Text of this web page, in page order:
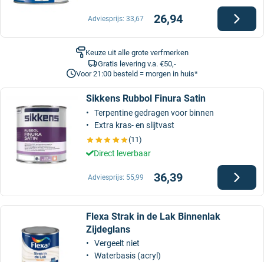
26,94
Adviesprijs: 33,67
Keuze uit alle grote verfmerken
Gratis levering v.a. €50,-
Voor 21:00 besteld = morgen in huis*
Sikkens Rubbol Finura Satin
Terpentine gedragen voor binnen
Extra kras- en slijtvast
(11)
Direct leverbaar
36,39
Adviesprijs: 55,99
Flexa Strak in de Lak Binnenlak
Zijdeglans
Vergeelt niet
Waterbasis (acryl)